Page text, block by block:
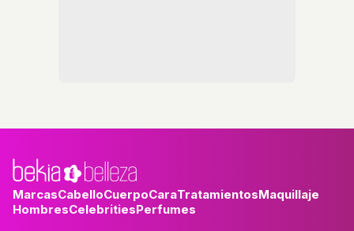
MarcasCabelloCuerpoCaraTratamientosMaquillaje
HombresCelebritiesPerfumes